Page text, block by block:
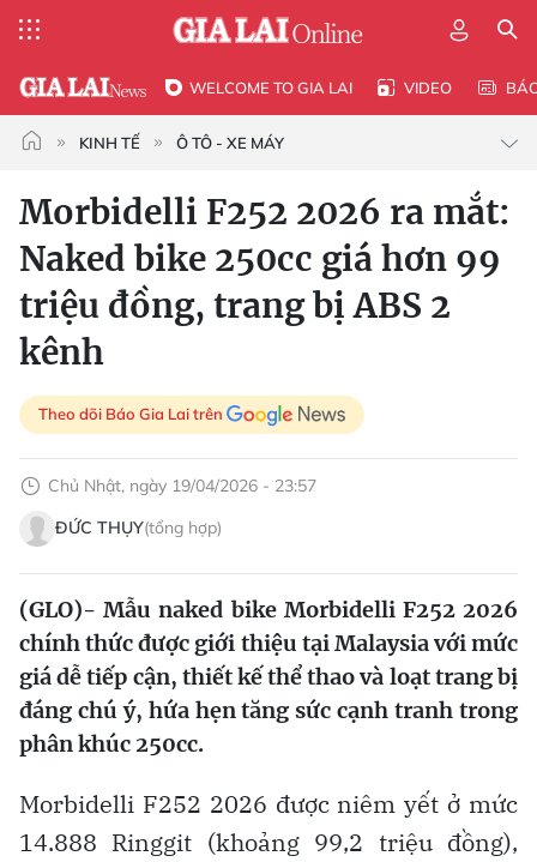
WELCOME TO GIA LAI VIDEO
KINH TẾ Ô TÔ - XE MÁY
Morbidelli F252 2026 ra mắt:
Naked bike 250cc giá hơn 99
triệu đồng, trang bị ABS 2
kênh
Theo dõi Báo Gia Lai trên
Chủ Nhật, ngày 19/04/2026 - 23:57
ĐỨC THỤY(tổng hợp)
(GLO)- Mẫu naked bike Morbidelli F252 2026
chính thức được giới thiệu tại Malaysia với mức
giá dễ tiếp cận, thiết kế thể thao và loạt trang bị
đáng chú ý, hứa hẹn tăng sức cạnh tranh trong
phân khúc 250cc.
Morbidelli F252 2026 được niêm yết ở mức
14.888 Ringgit (khoảng 99,2 triệu đồng),